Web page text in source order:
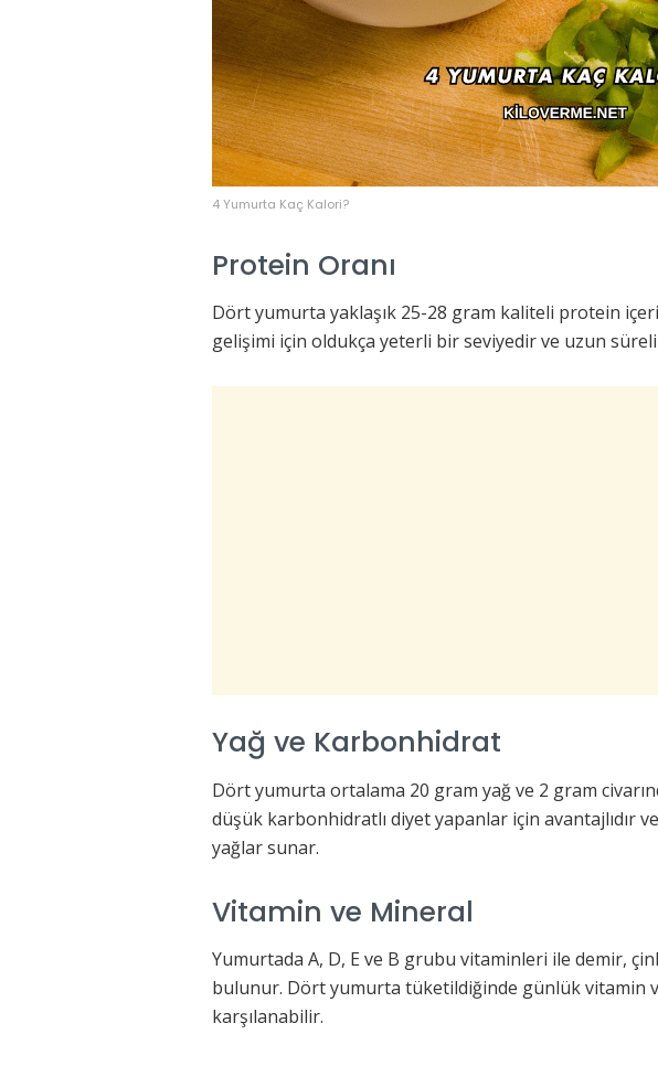
4 Yumurta Kaç Kalori?
Protein Oranı
Dört yumurta yaklaşık 25-28 gram kaliteli protein
gelişimi için oldukça yeterli bir seviyedir ve uzun
Yağ ve Karbonhidrat
Dört yumurta ortalama 20 gram yağ ve 2 gram
düşük karbonhidratlı diyet yapanlar için avantajlıdır
yağlar sunar.
Vitamin ve Mineral
Yumurtada A, D, E ve B grubu vitaminleri ile demir,
bulunur. Dört yumurta tüketildiğinde günlük vitamin
karşılanabilir.